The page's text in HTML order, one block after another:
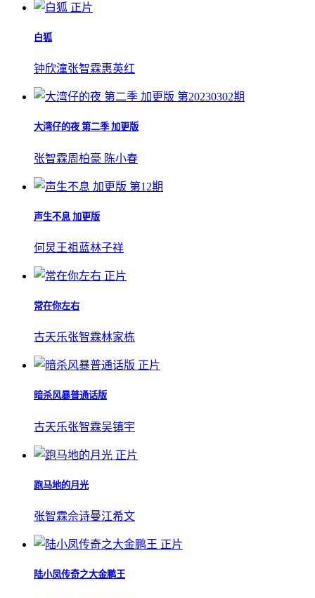
正片
白狐
钟欣潼张智霖惠英红
第20230302期
大湾仔的夜 第二季 加更版
张智霖周柏豪 陈小春
第12期
声生不息 加更版
何炅 王祖蓝林子祥
正片
常在你左右
古天乐张智霖林家栋
正片
暗杀风暴普通话版
古天乐张智霖吴镇宇
正片
跑马地的月光
张智霖佘诗曼江希文
正片
陆小凤传奇之大金鹏王